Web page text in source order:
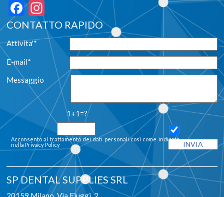
Facebook
Instagram
CONTATTO RAPIDO
Attivita'*
E-mail*
Messaggio
1+1=?
Acconsento al trattamento dei dati personali così come indicato
nella Privacy Policy
SP DENTAL SUPPLIES SRL